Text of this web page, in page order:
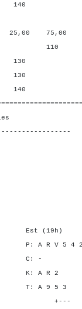
75,00
140
R V 5
A
A 9